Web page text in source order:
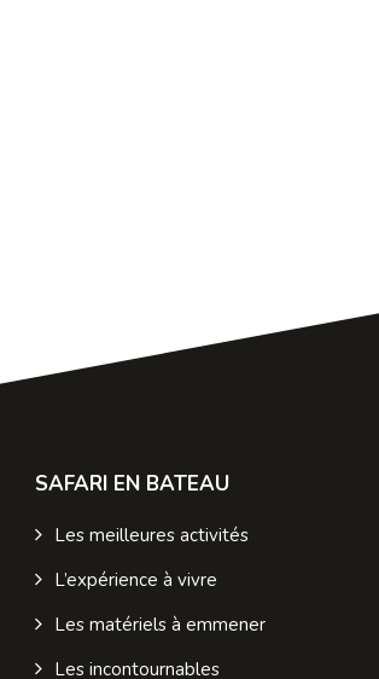
SAFARI EN BATEAU
Les meilleures activités
L’expérience à vivre
Les matériels à emmener
Les incontournables